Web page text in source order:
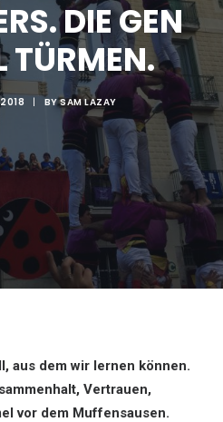
DIE GEN
TÜRMEN.
| BYSAM LAZAY
aus dem wir lernen können.
Vertrauen,
vor dem Muffensausen.